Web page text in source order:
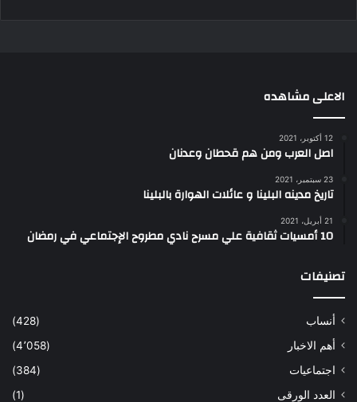
الاعلى مشاهده
12 أكتوبر، 2021
اصل العرب ومن هم قحطان وعدنان
23 سبتمبر، 2021
تاريخ مدينه البلينا و عائلات الهوارة بالبلينا
21 أبريل، 2021
10 أمسيات ثقافية علي مسرح نادي مطروح الإجتماعي في رمضان
تصنيفات
أنساب
(428)
أهم الاخبار
(4٬058)
اجتماعيات
(384)
العدد الورقى
(1)